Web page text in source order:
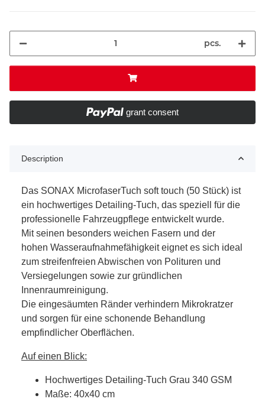
pcs.
grant consent
Description
Das SONAX MicrofaserTuch soft touch (50 Stück) ist
ein hochwertiges Detailing-Tuch, das speziell für die
professionelle Fahrzeugpflege entwickelt wurde.
Mit seinen besonders weichen Fasern und der
hohen Wasseraufnahmefähigkeit eignet es sich ideal
zum streifenfreien Abwischen von Polituren und
Versiegelungen sowie zur gründlichen
Innenraumreinigung.
Die eingesäumten Ränder verhindern Mikrokratzer
und sorgen für eine schonende Behandlung
empfindlicher Oberflächen.
Auf einen Blick:
Hochwertiges Detailing-Tuch Grau 340 GSM
Maße: 40x40 cm